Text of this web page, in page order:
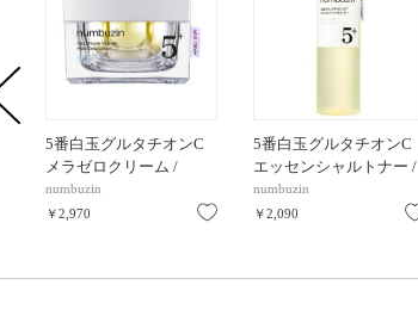
5番白玉グルタチオンC
メラゼロクリーム /
50ML
numbuzin
￥2,970
お気に入り
5番白玉グルタチオンC
エッセンシャルトナー /
200ml
numbuzin
￥2,090